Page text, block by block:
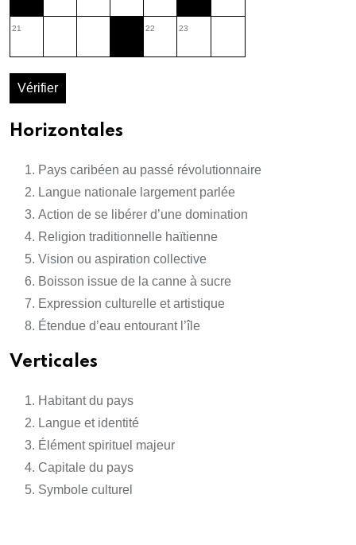
21 22 23
Vérifier
Horizontales
Pays caribéen au passé révolutionnaire
Langue nationale largement parlée
Action de se libérer d’une domination
Religion traditionnelle haïtienne
Vision ou aspiration collective
Boisson issue de la canne à sucre
Expression culturelle et artistique
Étendue d’eau entourant l’île
Verticales
Habitant du pays
Langue et identité
Élément spirituel majeur
Capitale du pays
Symbole culturel